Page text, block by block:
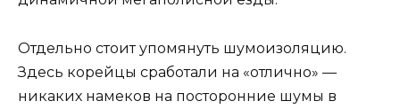
Отдельно стоит упомянуть шумоизоляцию.
Здесь корейцы сработали на «отлично» —
никаких намеков на посторонние шумы в